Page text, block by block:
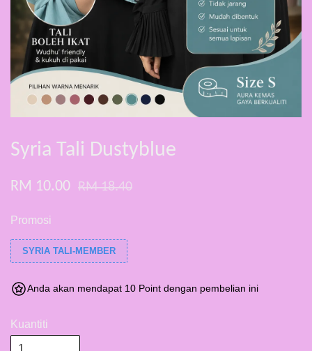
Syria Tali Dustyblue
RM 10.00 RM 18.40
Promosi
SYRIA TALI-MEMBER
Anda akan mendapat 10 Point dengan pembelian ini
Kuantiti